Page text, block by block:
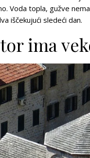
Voda topla, gužve
iščekujući sledeći dan.
ima